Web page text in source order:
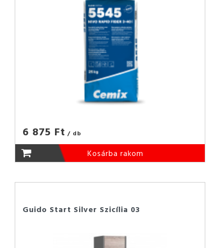
6 875 Ft / db
Kosárba rakom
Guido Start Silver Szicília 03